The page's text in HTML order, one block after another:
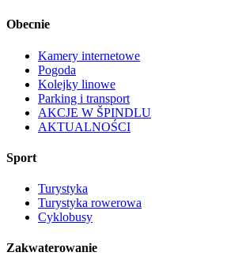
Obecnie
Kamery internetowe
Pogoda
Kolejky linowe
Parking i transport
AKCJE W ŠPINDLU
AKTUALNOŚCI
Sport
Turystyka
Turystyka rowerowa
Cyklobusy
Zakwaterowanie